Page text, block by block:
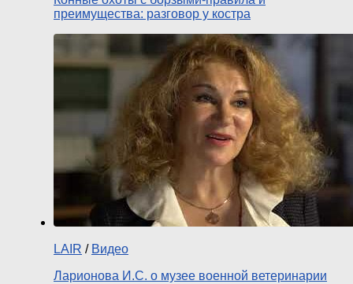
преимущества: разговор у костра
LAIR / Видео
Ларионова И.С. о музее военной ветеринарии